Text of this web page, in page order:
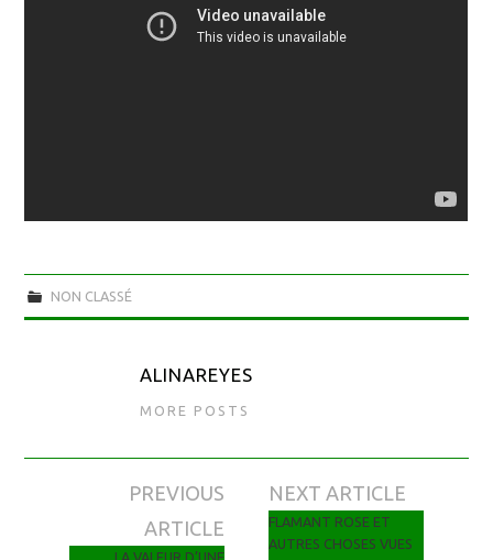
NON CLASSÉ
ALINAREYES
MORE POSTS
Navigation des articles
PREVIOUS
ARTICLE
LA VALEUR D’UNE
NEXT ARTICLE
FLAMANT ROSE ET
AUTRES CHOSES VUES